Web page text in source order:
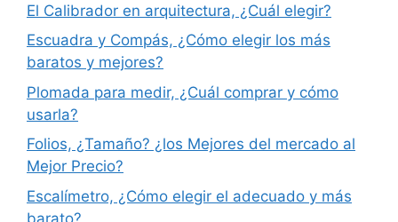
El Calibrador en arquitectura, ¿Cuál elegir?
Escuadra y Compás, ¿Cómo elegir los más
baratos y mejores?
Plomada para medir, ¿Cuál comprar y cómo
usarla?
Folios, ¿Tamaño? ¿los Mejores del mercado al
Mejor Precio?
Escalímetro, ¿Cómo elegir el adecuado y más
barato?